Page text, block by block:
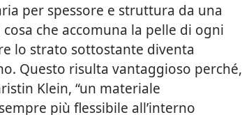
per spessore e struttura da una
cosa che accomuna la pelle di ogni
lo strato sottostante diventa
Questo risulta vantaggioso perché,
Klein, “un materiale
più flessibile all’interno